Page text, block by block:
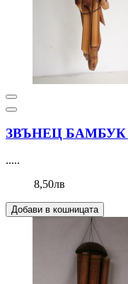
ЗВЪНЕЦ
.....
8,50лв
Добави в кошницата